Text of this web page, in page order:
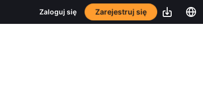
Zaloguj się Zarejestruj się